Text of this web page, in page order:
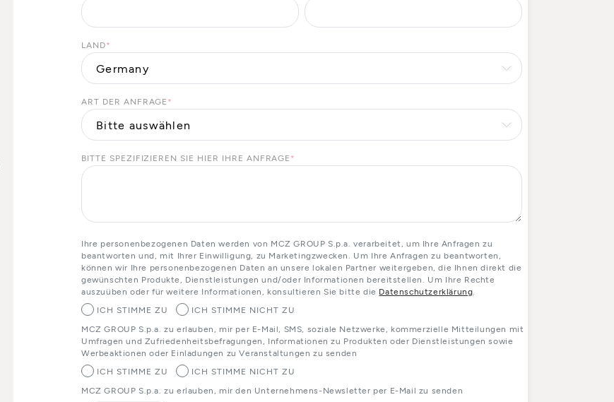
LAND*
ART DER ANFRAGE *
BITTE SPEZIFIZIEREN SIE HIER IHRE ANFRAGE *
Ihre personenbezogenen Daten werden von MCZ GROUP S.p.a. verarbeitet, um Ihre Anfragen zu
beantworten und, mit Ihrer Einwilligung, zu Marketingzwecken. Um Ihre Anfragen zu beantworten,
können wir Ihre personenbezogenen Daten an unsere lokalen Partner weitergeben, die Ihnen direkt die
gewünschten Produkte, Dienstleistungen und/oder Informationen bereitstellen. Um Ihre Rechte
auszuüben oder für weitere Informationen, konsultieren Sie bitte die Datenschutzerklärung
ICH STIMME ZU
ICH STIMME NICHT ZU
MCZ GROUP S.p.a. zu erlauben, mir per E-Mail, SMS, soziale Netzwerke, kommerzielle Mitteilungen mit
Umfragen und Zufriedenheitsbefragungen, Informationen zu Produkten oder Dienstleistungen sowie
Werbeaktionen oder Einladungen zu Veranstaltungen zu senden
ICH STIMME ZU
ICH STIMME NICHT ZU
MCZ GROUP S.p.a. zu erlauben, mir den Unternehmens-Newsletter per E-Mail zu senden